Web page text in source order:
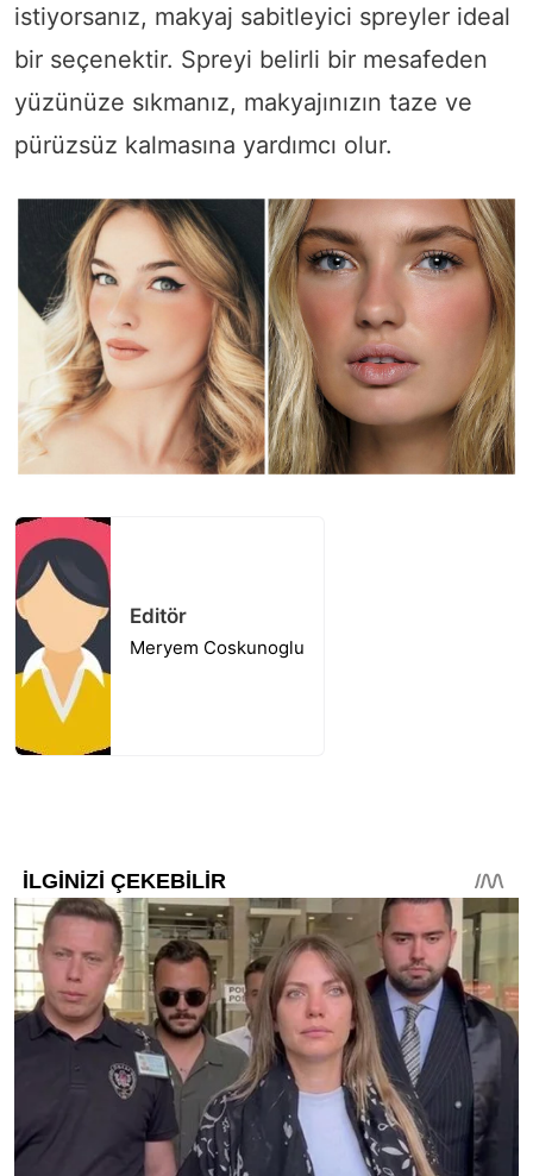
istiyorsanız, makyaj sabitleyici spreyler ideal
bir seçenektir. Spreyi belirli bir mesafeden
yüzünüze sıkmanız, makyajınızın taze ve
pürüzsüz kalmasına yardımcı olur.
Editör
Meryem Coskunoglu